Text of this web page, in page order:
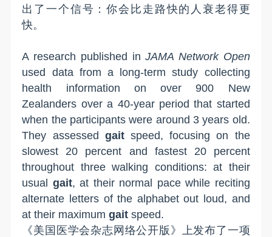
出了一个信号：你会比 走路快的人衰老得更
快。
A research published inJAMA Network Open
used data from a long-term study collecting
health information on over 900 New
Zealanders over a 40-year period that started
when the participants were around 3 years old.
They assessed gaitspeed, focusing on the
slowest 20 percent and fastest 20 percent
throughout three walking conditions: at their
usual gait, at their normal pace while reciting
alternate letters of the alphabet out loud, and
at their maximumgait speed.
《美国医学会杂志网络公开版 》上发布了一项